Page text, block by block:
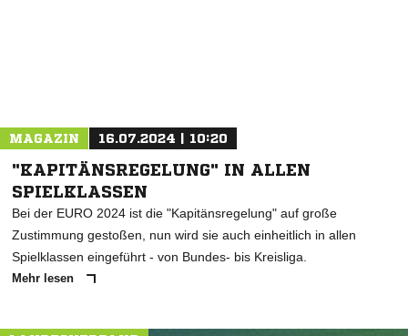
MAGAZIN 16.07.2024 | 10:20
"KAPITÄNSREGELUNG" IN ALLEN
SPIELKLASSEN
Bei der EURO 2024 ist die "Kapitänsregelung" auf große
Zustimmung gestoßen, nun wird sie auch einheitlich in allen
Spielklassen eingeführt - von Bundes- bis Kreisliga.
Mehr lesen